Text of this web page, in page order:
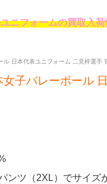
ニフォームの買取入
子バレーボール
ンツ（2XL）でサイズ